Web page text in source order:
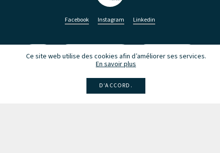
Ce site web utilise des cookies afin d’améliorer ses services.
En savoir plus
D’ACCORD.
Facebook Instagram Linkedin
Larsen Intégrale de la musique Fête de la musique
Recevez des infos sur les concerts, événements et publications.